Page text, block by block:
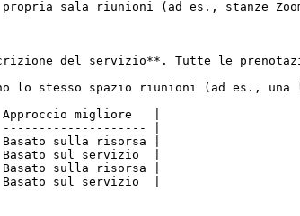
propria sala riunioni (ad es., stanze
del servizio**. Tutte le
lo stesso spazio riunioni (ad es., una
migliore   |
|
sulla risorsa |
sul servizio  |
sulla risorsa |
sul servizio  |